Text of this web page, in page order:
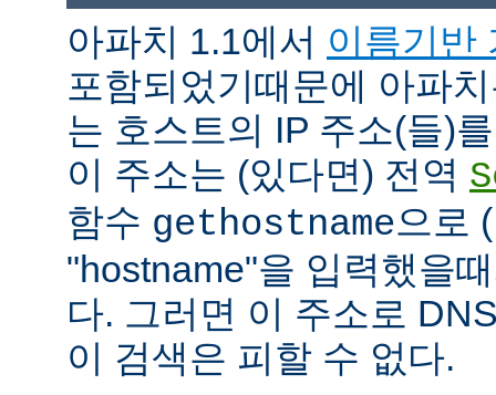
아파치 1.1에서 이름기반
포함되었기때문에 아파
는 호스트의 IP 주소(들)
이 주소는 (있다면) 전역
함수 gethostname으로
"hostname"을 입력했을
다. 그러면 이 주소로
이 검색은 피할 수 없다.